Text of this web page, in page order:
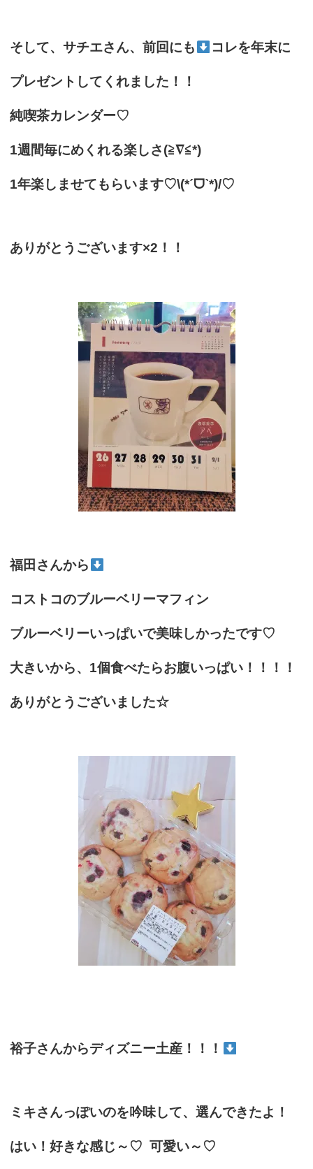
そして、サチエさん、前回にも コレを年末に
プレゼントしてくれました！！
純喫茶カレンダー♡
1週間毎にめくれる楽しさ(≧∇≦*)
1年楽しませてもらいます♡\(*ˊᗜˋ*)/♡
ありがとうございます×2！！
福田さんから
コストコのブルーベリーマフィン
ブルーベリーいっぱいで美味しかったです♡
大きいから、1個食べたらお腹いっぱい！！！！
ありがとうございました☆
裕子さんからディズニー土産！！！
ミキさんっぽいのを吟味して、選んできたよ！
はい！好きな感じ～♡ 可愛い～♡